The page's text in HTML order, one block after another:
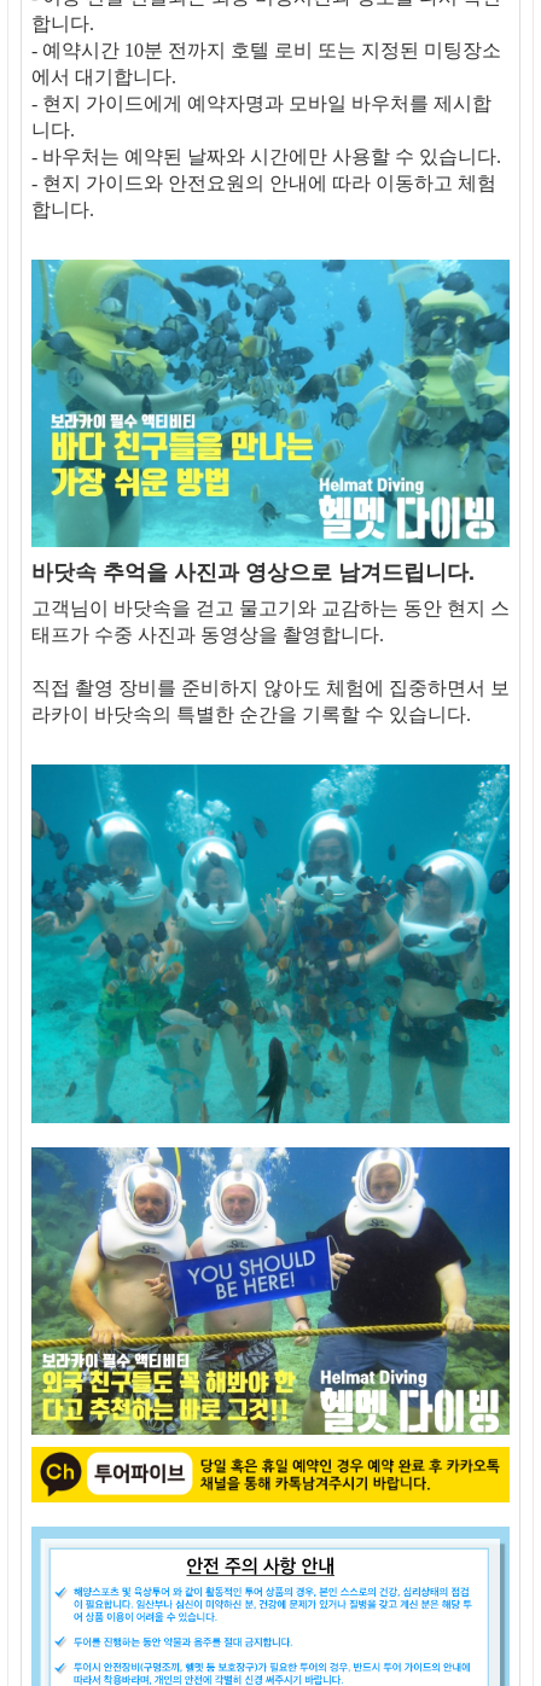
합니다.
- 예약시간 10분 전까지 호텔 로비 또는 지정된 미팅장소
에서 대기합니다.
- 현지 가이드에게 예약자명과 모바일 바우처를 제시합
니다.
- 바우처는 예약된 날짜와 시간에만 사용할 수 있습니다.
- 현지 가이드와 안전요원의 안내에 따라 이동하고 체험
합니다.
바닷속 추억을 사진과 영상으로 남겨드립니다.
고객님이 바닷속을 걷고 물고기와 교감하는 동안 현지 스
태프가 수중 사진과 동영상을 촬영합니다.
직접 촬영 장비를 준비하지 않아도 체험에 집중하면서 보
라카이 바닷속의 특별한 순간을 기록할 수 있습니다.